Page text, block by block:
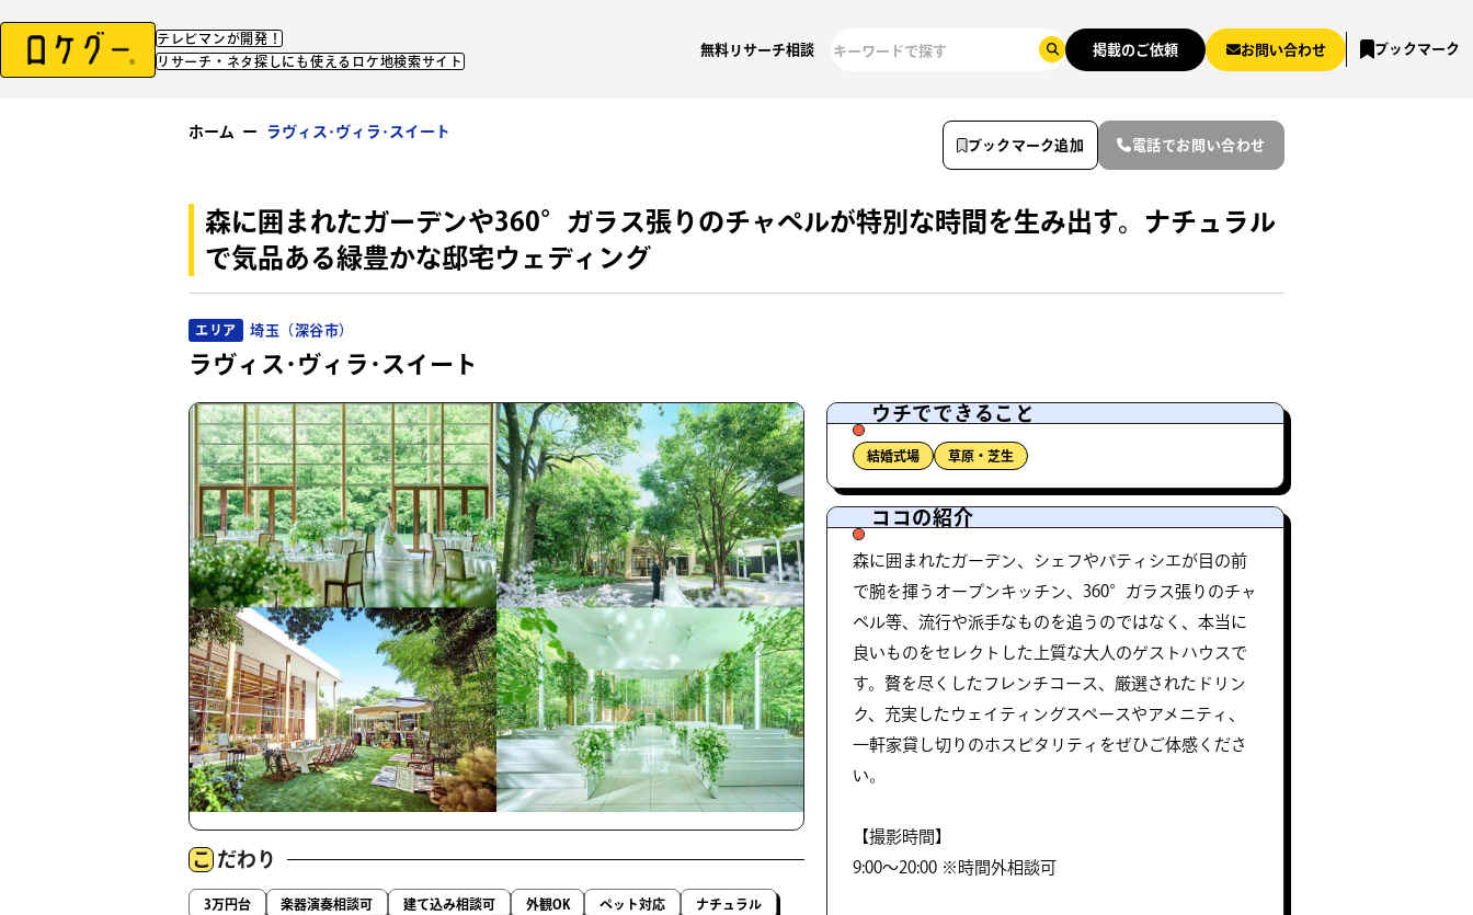
テレビマンが開発！
リサーチ・ネタ探しにも使えるロケ地検索サイト
無料リサーチ相談 掲載のご依頼 お問い合わせ ブックマーク
ホーム ー ラヴィス･ヴィラ･スイート
森に囲まれたガーデンや360°ガラス張りのチャペルが特別な時間を生み出す。ナチュラル
で気品ある緑豊かな邸宅ウェディング
エリア 埼玉（深谷市）
ラヴィス･ヴィラ･スイート
こ だわり
3万円台 楽器演奏相談可 建て込み相談可 外観OK ペット対応 ナチュラル
ウチでできること
結婚式場 草原・芝生
ココの紹介
森に囲まれたガーデン、シェフやパティシエが目の前
で腕を揮うオープンキッチン、360°ガラス張りのチャ
ペル等、流行や派手なものを追うのではなく、本当に
良いものをセレクトした上質な大人のゲストハウスで
す。贅を尽くしたフレンチコース、厳選されたドリン
ク、充実したウェイティングスペースやアメニティ、
一軒家貸し切りのホスピタリティをぜひご体感くださ
い。
【撮影時間】
9:00～20:00 ※時間外相談可
ブックマーク追加 電話でお問い合わせ